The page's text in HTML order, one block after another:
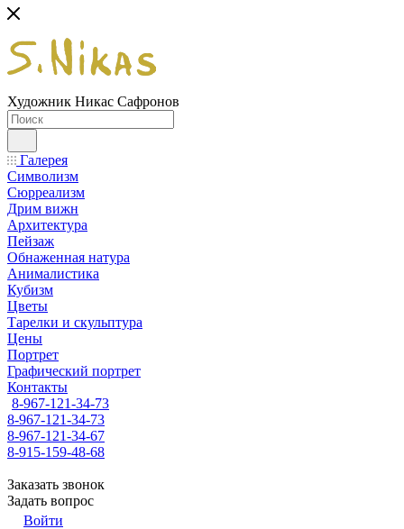
Художник Никас Сафронов
Галерея
Символизм
Сюрреализм
Дрим вижн
Архитектура
Пейзаж
Обнаженная натура
Анималистика
Кубизм
Цветы
Тарелки и скульптура
Цены
Портрет
Графический портрет
Контакты
8-967-121-34-73
8-967-121-34-73
8-967-121-34-67
8-915-159-48-68
Заказать звонок
Задать вопрос
Войти